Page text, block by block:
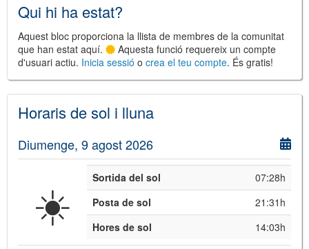
Qui hi ha estat?
Aquest bloc proporciona la llista de membres de la comunitat
que han estat aquí.
Aquesta funció requereix un compte
d'usuari actiu. Inicia sessió o crea el teu compte. És gratis!
Horaris de sol i lluna
Diumenge, 9 agost 2026
☀️ Sortida del sol
07:28h
Posta de sol
21:31h
Hores de sol
14:03h